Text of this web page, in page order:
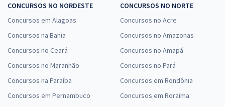
CONCURSOS NO NORDESTE
Concursos em Alagoas
Concursos na Bahia
Concursos no Ceará
Concursos no Maranhão
Concursos na Paraíba
Concursos em Pernambuco
CONCURSOS NO NORTE
Concursos no Acre
Concursos no Amazonas
Concursos no Amapá
Concursos no Pará
Concursos em Rondônia
Concursos em Roraima